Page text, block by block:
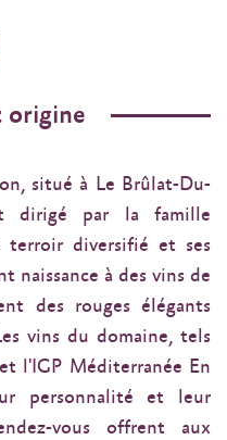
origine
situé à Le Brûlat-Du-
dirigé par la famille
terroir diversifié et ses
naissance à des vins de
des rouges élégants
vins du domaine, tels
l'IGP Méditerranée En
personnalité et leur
vous offrent aux